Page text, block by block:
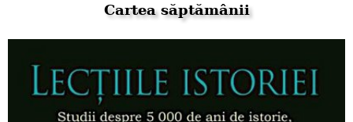
Cartea săptămânii